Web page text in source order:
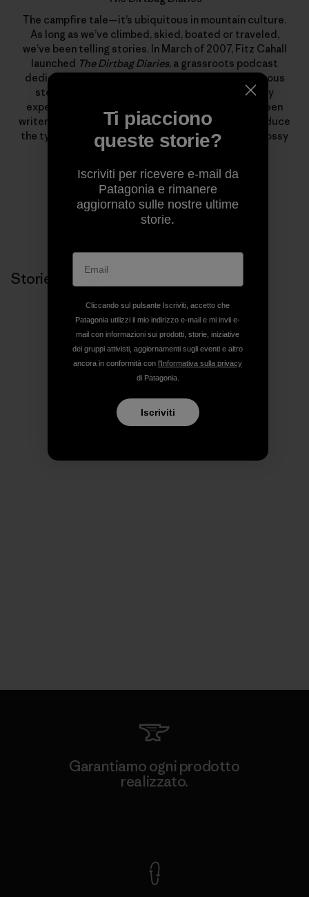
The campfire tale—it’s ubiquitous in mountain culture.
As long as we’ve climbed, skied, boated or traveled,
we’ve been telling stories. In March of 2007, Fitz Cahall
launched The Dirtbag Diaries, a grassroots podcast
dedicated to the sometimes serious, often humorous
stories from wild places. What began as a solitary
experiment has evolved into a collaboration between
writers, photographers, artists and listeners to produce
the types of stories that rarely find homes in the glossy
pages of magazines.
Storie correlate
Garantiamo ogni prodotto
realizzato.
Ti piacciono
queste storie?
Iscriviti per ricevere e-mail da
Patagonia e rimanere
aggiornato sulle nostre ultime
storie.
Cliccando sul pulsante Iscriviti, accetto che
Patagonia utilizzi il mio indirizzo e-mail e mi invii e-
mail con informazioni sui prodotti, storie, iniziative
dei gruppi attivisti, aggiornamenti sugli eventi e altro
ancora in conformità con l'Informativa sulla privacy
di Patagonia.
Iscriviti